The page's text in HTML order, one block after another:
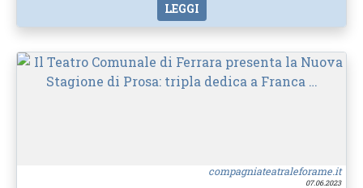
LEGGI
compagniateatraleforame.it
07.06.2023